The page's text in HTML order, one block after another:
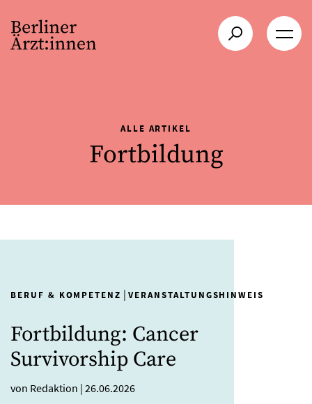
ALLE ARTIKEL
Fortbildung
BERUF & KOMPETENZ |VERANSTALTUNGSHINWEIS
Fortbildung: Cancer
Survivorship Care
von Redaktion | 26.06.2026